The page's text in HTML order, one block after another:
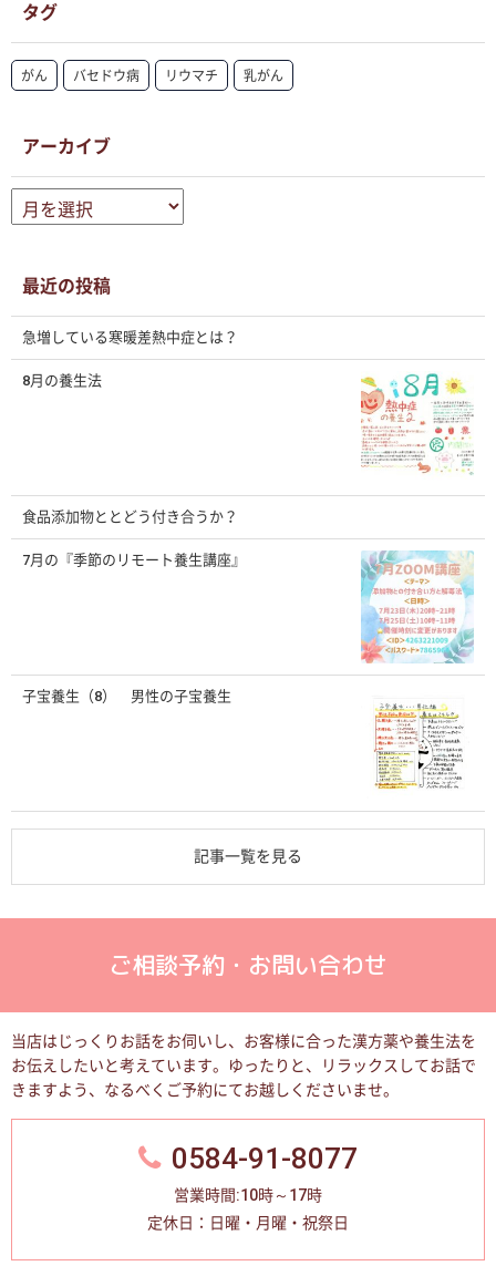
タグ
がん バセドウ病 リウマチ 乳がん
アーカイブ
ー
ブ
最近の投稿
急増している寒暖差熱中症とは？
8月の養生法
食品添加物ととどう付き合うか？
7月の『季節のリモート養生講座』
子宝養生（8） 男性の子宝養生
記事一覧を見る
ご相談予約・お問い合わせ
当店はじっくりお話をお伺いし、お客様に合った漢方薬や養生法を
お伝えしたいと考えています。
ゆったりと、リラックスしてお話で
きますよう、なるべくご予約にてお越しくださいませ。
0584-91-8077
営業時間:10時～17時
定休日：日曜・月曜・祝祭日